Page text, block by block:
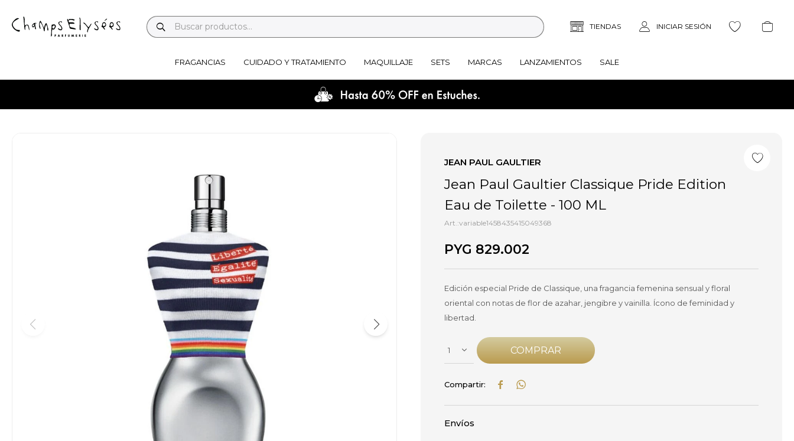
FRAGANCIAS CUIDADO Y TRATAMIENTO MAQUILLAJE SETS MARCAS LANZAMIENTOS SALE
JEAN PAUL GAULTIER
Jean Paul Gaultier Classique Pride Edition
Eau de Toilette - 100 ML
variable1458435415049368
PYG 829.002
Edición especial Pride de Classique, una fragancia femenina sensual y floral
oriental con notas de flor de azahar, jengibre y vainilla. Ícono de feminidad y
libertad.
1 COMPRAR
 
Envíos